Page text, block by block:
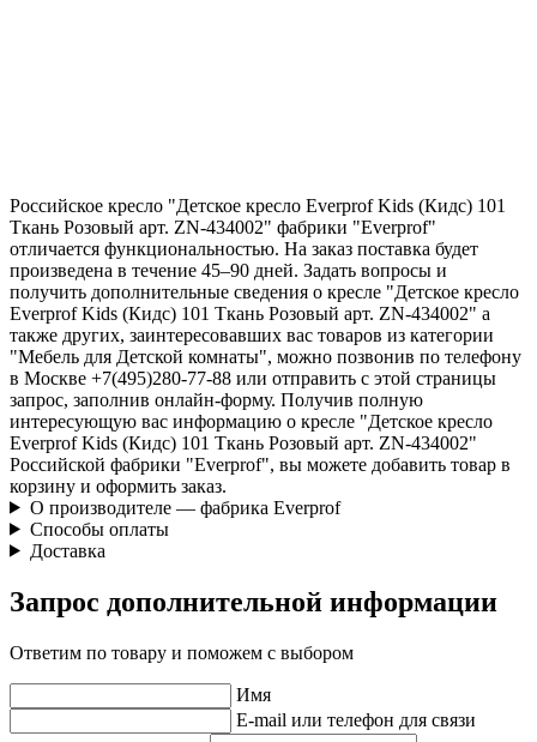
Российское кресло "Детское кресло Everprof Kids (Кидс) 101
Ткань Розовый арт. ZN-434002" фабрики "Everprof"
отличается функциональностью. На заказ поставка будет
произведена в течение 45–90 дней. Задать вопросы и
получить дополнительные сведения о кресле "Детское кресло
Everprof Kids (Кидс) 101 Ткань Розовый арт. ZN-434002" а
также других, заинтересовавших вас товаров из категории
"Мебель для Детской комнаты", можно позвонив по телефону
в Москве +7(495)280-77-88 или отправить с этой страницы
запрос, заполнив онлайн-форму. Получив полную
интересующую вас информацию о кресле "Детское кресло
Everprof Kids (Кидс) 101 Ткань Розовый арт. ZN-434002"
Российской фабрики "Everprof", вы можете добавить товар в
корзину и оформить заказ.
О производителе — фабрика Everprof
Способы оплаты
Доставка
Запрос дополнительной информации
Ответим по товару и поможем с выбором
Имя
E-mail или телефон для связи